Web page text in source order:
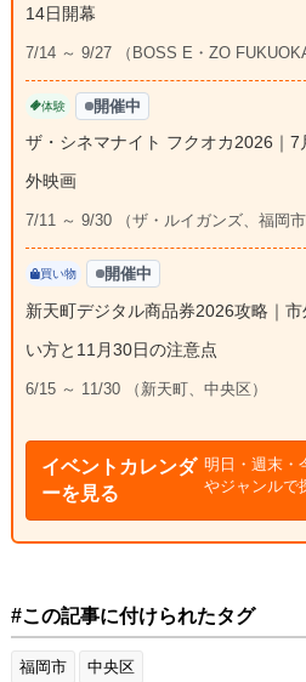
14日開幕
7/14 ～ 9/27 （BOSS E・ZO
体験 開催中
ザ・シネマナイト フクオカ2026｜
外映画
7/11 ～ 9/30 （ザ・ルイガンズ、福岡市
買い物 開催中
新天町デジタル商品券2026攻略｜
い方と11月30日の注意点
6/15 ～ 11/30 （新天町、中央区）
イベントカレンダ
ーを見る
明日・週末・
やジャンルで
#この記事に付けられたタグ
福岡市 中央区